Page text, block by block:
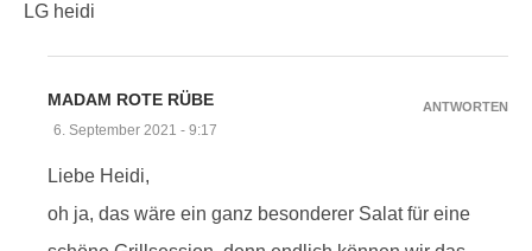
LG heidi
MADAM ROTE RÜBE
6. September 2021 - 9:17
Liebe Heidi,
oh ja, das wäre ein ganz besonderer Salat für eine
ANTWORTEN